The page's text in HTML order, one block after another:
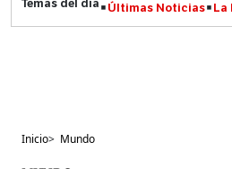
Últimas Noticias La
Inicio> Mundo